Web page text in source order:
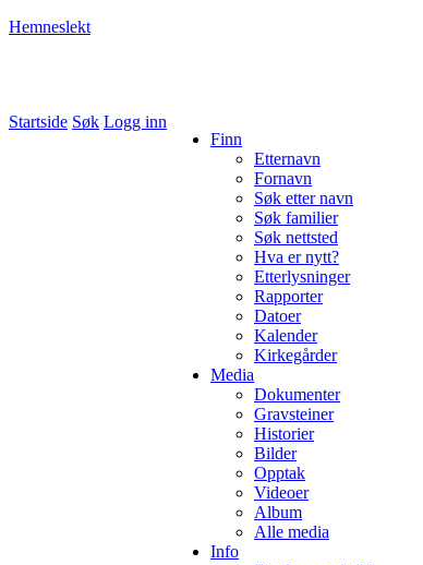
Hemneslekt
Startside Søk Logg inn
Finn
Etternavn
Fornavn
Søk etter navn
Søk familier
Søk nettsted
Hva er nytt?
Etterlysninger
Rapporter
Datoer
Kalender
Kirkegårder
Media
Dokumenter
Gravsteiner
Historier
Bilder
Opptak
Videoer
Album
Alle media
Info